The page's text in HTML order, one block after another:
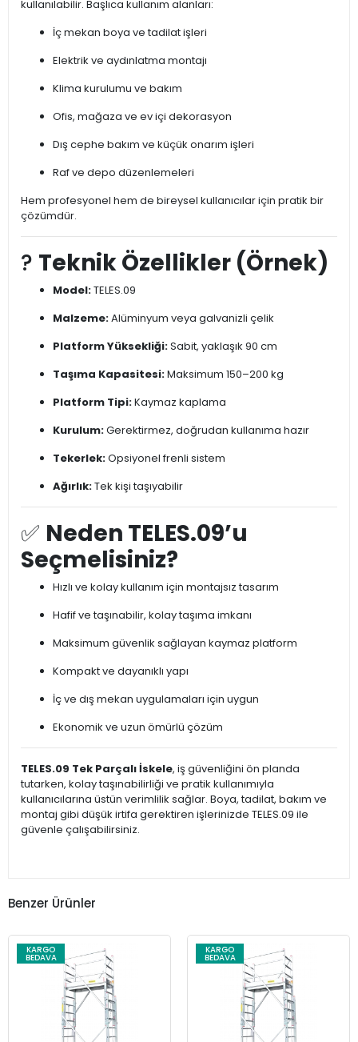
kullanılabilir. Başlıca kullanım alanları:
İç mekan boya ve tadilat işleri
Elektrik ve aydınlatma montajı
Klima kurulumu ve bakım
Ofis, mağaza ve ev içi dekorasyon
Dış cephe bakım ve küçük onarım işleri
Raf ve depo düzenlemeleri
Hem profesyonel hem de bireysel kullanıcılar için pratik bir
çözümdür.
? Teknik Özellikler (Örnek)
Model:TELES.09
Malzeme:Alüminyum veya galvanizli çelik
Platform Yüksekliği:Sabit, yaklaşık 90 cm
Taşıma Kapasitesi:Maksimum 150–200 kg
Platform Tipi:Kaymaz kaplama
Kurulum:Gerektirmez, doğrudan kullanıma hazır
Tekerlek:Opsiyonel frenli sistem
Ağırlık:Tek kişi taşıyabilir
✅ Neden TELES.09’u
Seçmelisiniz?
Hızlı ve kolay kullanım için montajsız tasarım
Hafif ve taşınabilir, kolay taşıma imkanı
Maksimum güvenlik sağlayan kaymaz platform
Kompakt ve dayanıklı yapı
İç ve dış mekan uygulamaları için uygun
Ekonomik ve uzun ömürlü çözüm
TELES.09 Tek Parçalı İskele, iş güvenliğini ön planda
tutarken, kolay taşınabilirliği ve pratik kullanımıyla
kullanıcılarına üstün verimlilik sağlar. Boya, tadilat, bakım ve
montaj gibi düşük irtifa gerektiren işlerinizde TELES.09 ile
güvenle çalışabilirsiniz.
Benzer Ürünler
KARGO
BEDAVA
KARGO
BEDAVA